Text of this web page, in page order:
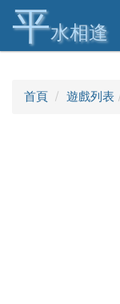
平水相逢
首頁 遊戲列表